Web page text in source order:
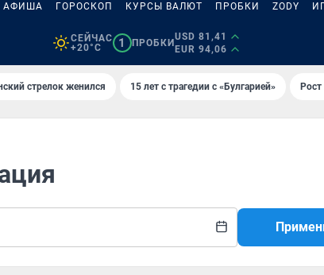
АФИША ГОРОСКОП КУРСЫ ВАЛЮТ ПРОБКИ ZODY
СЕЙЧАС
+20°C
1 ПРОБКИ
USD 81,41
EUR 94,06
стрелок женился 15 лет с трагедии с «Булгарией»